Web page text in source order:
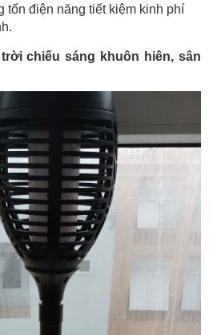
tốn điện năng tiết kiệm kinh phí
chiếu sáng khuôn hiên, sân